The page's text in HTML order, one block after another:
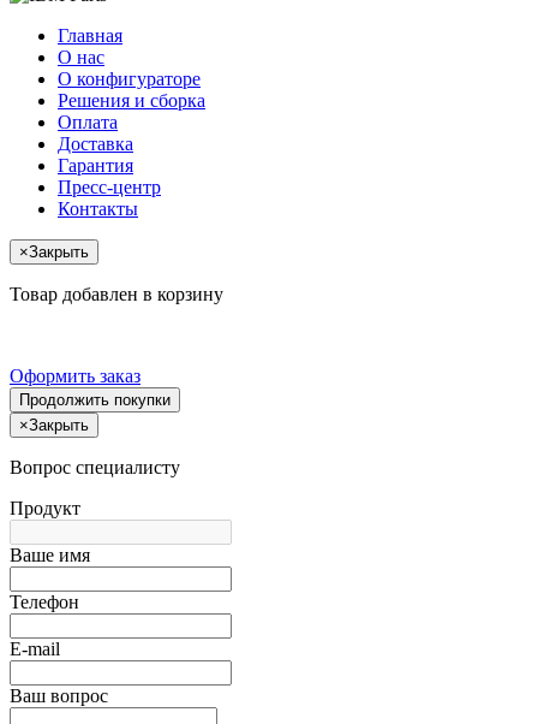
Главная
О нас
О конфигураторе
Решения и сборка
Оплата
Доставка
Гарантия
Пресс-центр
Контакты
×Закрыть
Товар добавлен в корзину
Оформить заказ
Продолжить покупки
×Закрыть
Вопрос специалисту
Продукт
Ваше имя
Телефон
E-mail
Ваш вопрос